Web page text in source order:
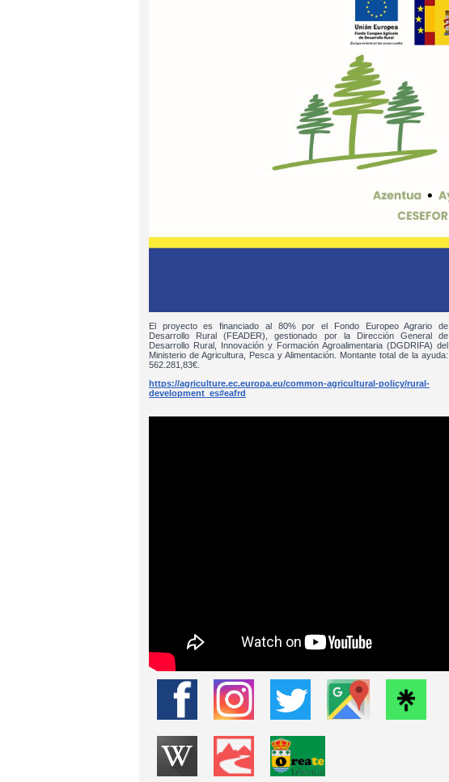
El proyecto es financiado al 80% por el Fondo Europeo Agrario de
Desarrollo Rural (FEADER), gestionado por la Dirección General de
Desarrollo Rural, Innovación y Formación Agroalimentaria (DGDRIFA) del
Ministerio de Agricultura, Pesca y Alimentación. Montante total de la ayuda:
562.281,83€.
https://agriculture.ec.europa.eu/common-agricultural-policy/rural-
development_es#eafrd